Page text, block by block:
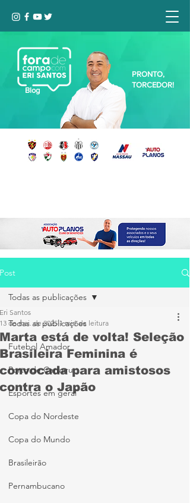
Blog
PRONTO,
TORCEDOR!
Post
Todas as publicações
Futebol Amador
Porto de Caruaru
Esportes em geral
Copa do Nordeste
Copa do Mundo
Brasileirão
Pernambucano
Todas as publicações
Marta está de volta! Seleção
Brasileira Feminina é
convocada para amistosos
contra o Japão
Eri Santos
13 de mai. de 2025 1 min de leitura